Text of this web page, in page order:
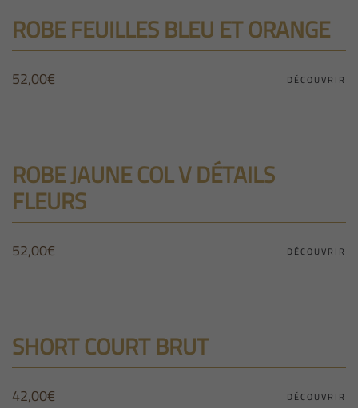
ROBE FEUILLES BLEU ET ORANGE
52,00€ DÉCOUVRIR
ROBE JAUNE COL V DÉTAILS
FLEURS
52,00€ DÉCOUVRIR
SHORT COURT BRUT
42,00€ DÉCOUVRIR